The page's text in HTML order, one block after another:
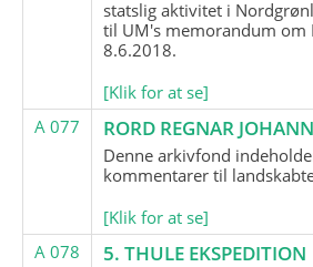
statslig aktivitet i
til UM's memorandum
8.6.2018.
[Klik for at se]
A 077
RORD REGNAR
Denne arkivfond
kommentarer til
[Klik for at se]
A 078
5. THULE EKSPEDITION